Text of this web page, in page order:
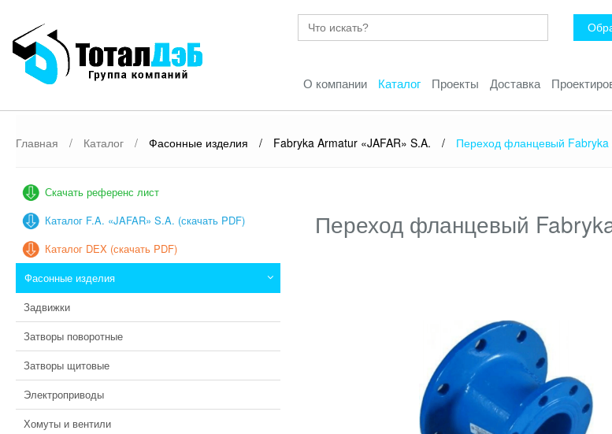
О компании Каталог Проекты Доставка
Главная / Каталог / Фасонные изделия / Fabryka Armatur «JAFAR» S.A. / Переход фланцевый Fabryka
Скачать референс лист
Каталог F.A. «JAFAR» S.A. (скачать PDF)
Каталог DEX (скачать PDF)
Задвижки
Затворы поворотные
Затворы щитовые
Электроприводы
Хомуты и вентили
Фасонные изделия
Переход фланцевый